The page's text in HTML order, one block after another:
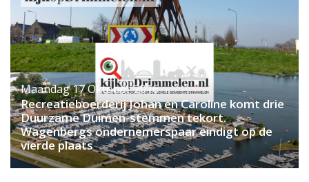
Maandag 17 Oktober 2016
Recreatieboerderij Johan en Caroline komt drie
Duurzame Duimen-stemmen tekort.
Wagenbergs ondernemerspaar eindigt op de
vierde plaats